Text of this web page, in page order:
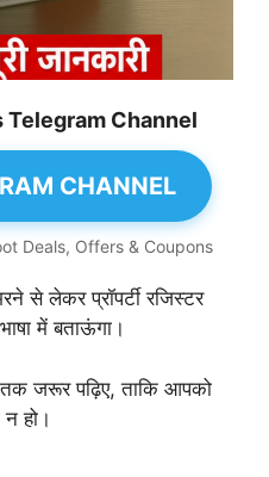
Telegram Channel
CHANNEL
Deals, Offers & Coupons
से लेकर प्रॉपर्टी रजिस्टर
में बताऊंगा।
जरूर पढ़िए, ताकि आपको
न हो।